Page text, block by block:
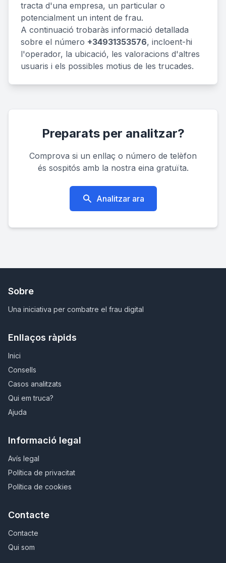
tracta d'una empresa, un particular o
potencialment un intent de frau.
A continuació trobaràs informació detallada
sobre el número +34931353576, incloent-hi
l'operador, la ubicació, les valoracions d'altres
usuaris i els possibles motius de les trucades.
Preparats per analitzar?
Comprova si un enllaç o número de telèfon
és sospitós amb la nostra eina gratuïta.
Analitzar ara
Sobre
Una iniciativa per combatre el frau digital
Enllaços ràpids
Inici
Consells
Casos analitzats
Qui em truca?
Ajuda
Informació legal
Avís legal
Política de privacitat
Política de cookies
Contacte
Contacte
Qui som